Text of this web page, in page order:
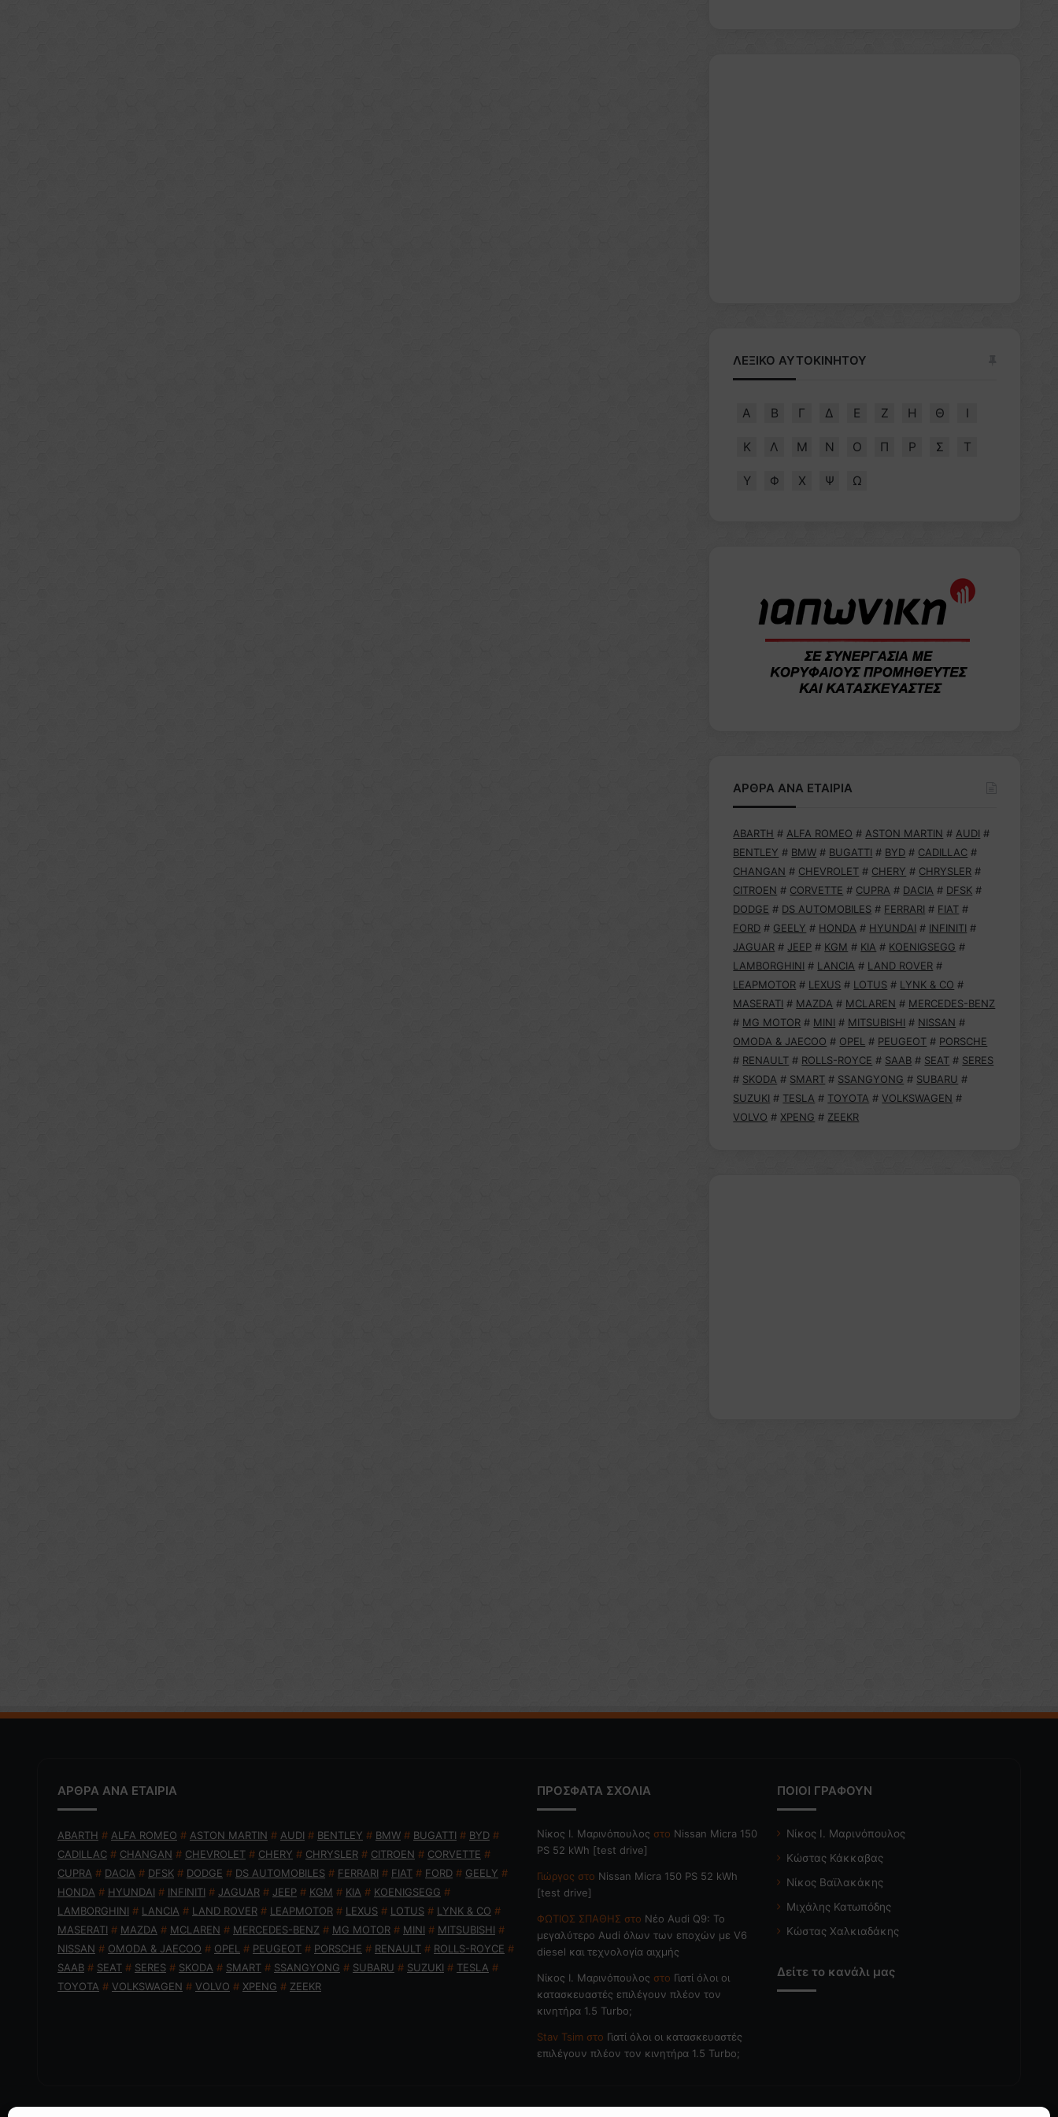
ΛΕΞΙΚΟ ΑΥΤΟΚΙΝΗΤΟΥ
Α Β Γ Δ Ε Ζ Η Θ Ι
Κ Λ Μ Ν Ο Π Ρ Σ Τ
Υ Φ Χ Ψ Ω
ΑΡΘΡΑ ΑΝΑ ΕΤΑΙΡΙΑ
ABARTH # ALFA ROMEO # ASTON MARTIN # AUDI #
BENTLEY # BMW # BUGATTI # BYD # CADILLAC #
CHANGAN # CHEVROLET # CHERY # CHRYSLER #
CITROEN # CORVETTE # CUPRA # DACIA # DFSK #
DODGE # DS AUTOMOBILES # FERRARI # FIAT #
FORD # GEELY # HONDA # HYUNDAI # INFINITI #
JAGUAR # JEEP # KGM # KIA # KOENIGSEGG #
LAMBORGHINI # LANCIA # LAND ROVER #
LEAPMOTOR # LEXUS # LOTUS # LYNK & CO #
MASERATI # MAZDA # MCLAREN # MERCEDES-BENZ
# MG MOTOR # MINI # MITSUBISHI # NISSAN #
OMODA & JAECOO # OPEL # PEUGEOT # PORSCHE
# RENAULT # ROLLS-ROYCE # SAAB # SEAT # SERES
# SKODA # SMART # SSANGYONG # SUBARU #
SUZUKI # TESLA # TOYOTA # VOLKSWAGEN #
VOLVO # XPENG # ZEEKR
ΑΡΘΡΑ ΑΝΑ ΕΤΑΙΡΙΑ
ABARTH # ALFA ROMEO # ASTON MARTIN # AUDI # BENTLEY # BMW # BUGATTI # BYD #
CADILLAC # CHANGAN # CHEVROLET # CHERY # CHRYSLER # CITROEN # CORVETTE #
CUPRA # DACIA # DFSK # DODGE # DS AUTOMOBILES # FERRARI # FIAT # FORD # GEELY #
HONDA # HYUNDAI # INFINITI # JAGUAR # JEEP # KGM # KIA # KOENIGSEGG #
LAMBORGHINI # LANCIA # LAND ROVER # LEAPMOTOR # LEXUS # LOTUS # LYNK & CO #
MASERATI # MAZDA # MCLAREN # MERCEDES-BENZ # MG MOTOR # MINI # MITSUBISHI #
NISSAN # OMODA & JAECOO # OPEL # PEUGEOT # PORSCHE # RENAULT # ROLLS-ROYCE #
SAAB # SEAT # SERES # SKODA # SMART # SSANGYONG # SUBARU # SUZUKI # TESLA #
TOYOTA # VOLKSWAGEN # VOLVO # XPENG # ZEEKR
ΠΡΟΣΦΑΤΑ ΣΧΟΛΙΑ
Nίκος Ι. Mαρινόπουλος στο Nissan Micra 150
PS 52 kWh [test drive]
Γιώργος στο Nissan Micra 150 PS 52 kWh
[test drive]
ΦΩΤΙΟΣ ΣΠΑΘΗΣ στο Νέο Audi Q9: Το
μεγαλύτερο Audi όλων των εποχών με V6
diesel και τεχνολογία αιχμής
Nίκος Ι. Mαρινόπουλος στο Γιατί όλοι οι
κατασκευαστές επιλέγουν πλέον τον
κινητήρα 1.5 Turbo;
Stav Tsim στο Γιατί όλοι οι κατασκευαστές
επιλέγουν πλέον τον κινητήρα 1.5 Turbo;
ΠΟΙΟΙ ΓΡΑΦΟΥΝ
Νίκος Ι. Μαρινόπουλος
Κώστας Κάκκαβας
Νίκος Βαϊλακάκης
Μιχάλης Κατωπόδης
Κώστας Χαλκιαδάκης
Δείτε το κανάλι μας